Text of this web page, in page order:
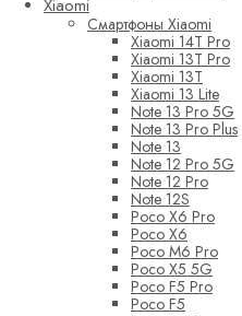
Xiaomi
Смартфоны Xiaomi
Xiaomi 14T Pro
Xiaomi 13T Pro
Xiaomi 13T
Xiaomi 13 Lite
Note 13 Pro 5G
Note 13 Pro Plus
Note 13
Note 12 Pro 5G
Note 12 Pro
Note 12S
Poco X6 Pro
Poco X6
Poco M6 Pro
Poco X5 5G
Poco F5 Pro
Poco F5